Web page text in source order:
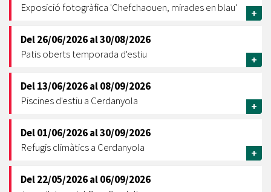
Exposició fotogràfica 'Chefchaouen, mirades en blau'
+
Del26/06/2026al30/08/2026
Patis oberts temporada d'estiu
+
Del13/06/2026al08/09/2026
Piscines d'estiu a Cerdanyola
+
Del01/06/2026al30/09/2026
Refugis climàtics a Cerdanyola
+
Del22/05/2026al06/09/2026